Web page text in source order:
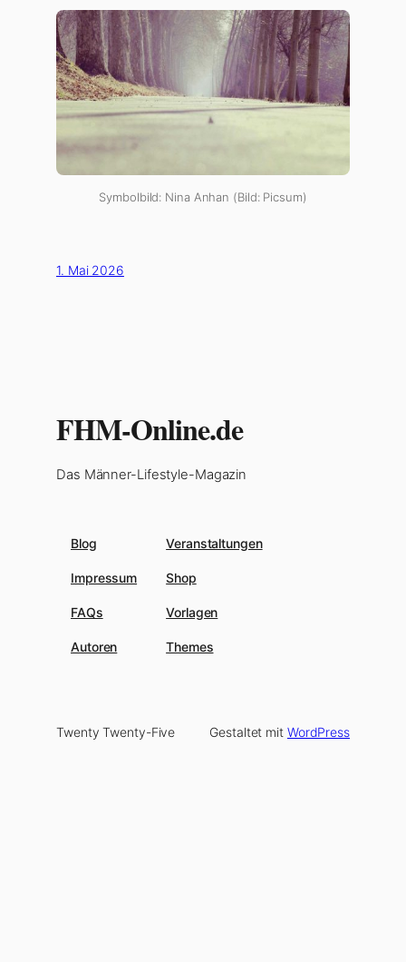
Symbolbild: Nina Anhan (Bild: Picsum)
1. Mai 2026
FHM-Online.de
Das Männer-Lifestyle-Magazin
Blog
Impressum
FAQs
Autoren
Veranstaltungen
Shop
Vorlagen
Themes
Twenty Twenty-Five Gestaltet mit WordPress